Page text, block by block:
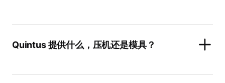
Quintus 提供什么，压机还是模具？